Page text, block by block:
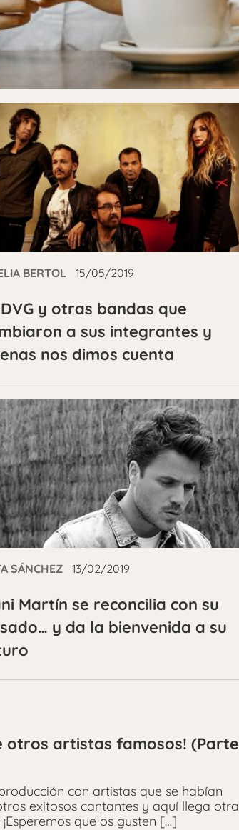
BERTOL 15/05/2019
y otras bandas que
a sus integrantes y
nos dimos cuenta
SÁNCHEZ 13/02/2019
Martín se reconcilia con su
y da la bienvenida a su
otros artistas famosos! (Parte
con artistas que se habían
exitosos cantantes y aquí llega otra
que os gusten […]